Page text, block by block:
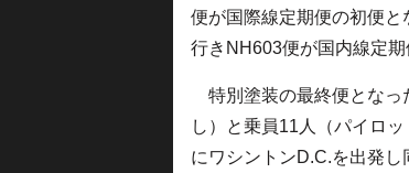
便が国際線定期便の初便
行きNH603便が国内線定期
特別塗装の最終便となっ
し）と乗員11人（パイロ
にワシントンD.C.を出発